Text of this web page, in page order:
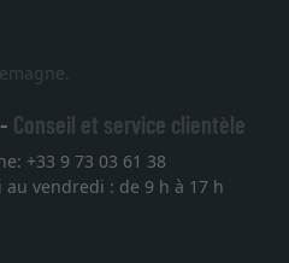
et la qualité sont au rendez
autre commande. Merci.
Conseil et service clientèle
+33 9 73 03 61 38
au vendredi : de 9 h à 17 h